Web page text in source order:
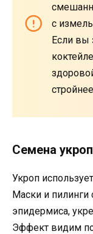
с
Если вы
Семена
Укроп
Маски и пилинги
эпидермиса,
Эффект видим